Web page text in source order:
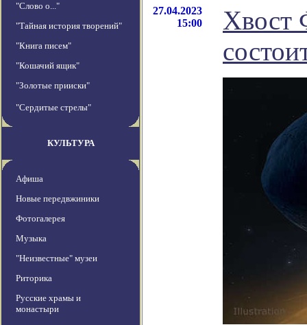
"Слово о..."
"Тайная история творений"
"Книга писем"
"Кошачий ящик"
"Золотые прииски"
"Сердитые стрелы"
КУЛЬТУРА
Афиша
Новые передвжиники
Фотогалерея
Музыка
"Неизвестные" музеи
Риторика
Русские храмы и
монастыри
27.04.2023
15:00
Хвост